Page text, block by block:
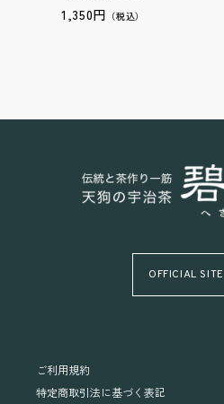
1,350円 （税込）
OFFICIAL SITE
ご利用規約
特定商取引法に基づく表記